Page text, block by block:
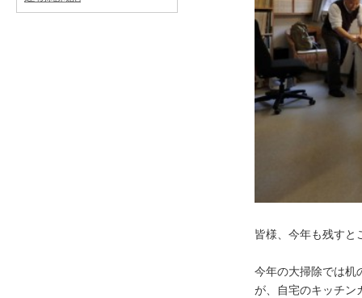
事務所案内
所属建築士
リフォーム そ
皆様、今年も残すと
今年の大掃除では机
が、自宅のキッチン